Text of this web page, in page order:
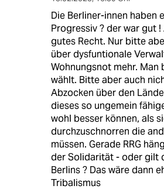
Die Berliner-innen haben
Progressiv ? der war gut
gutes Recht. Nur bitte
über dysfuntionale
Wohnungsnot mehr. Man
wählt. Bitte aber auch
Abzocken über den
dieses so ungemein
wohl besser können, als
durchzuschnorren die
müssen. Gerade RRG
der Solidarität - oder gilt
Berlins ? Das wäre dann
Tribalismus